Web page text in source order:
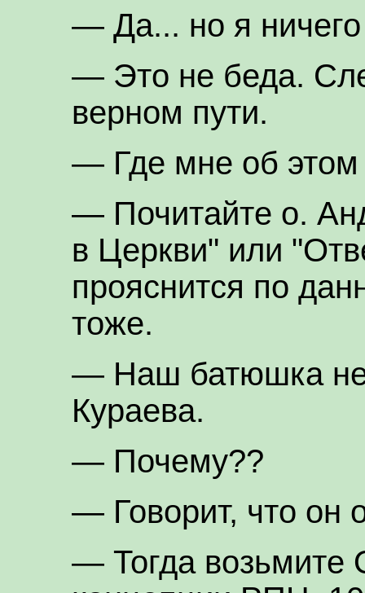
— Да... но я
— Это не беда.
верном пути.
— Где мне об этом
— Почитайте о.
в Церкви" или
прояснится по
тоже.
— Наш батюшка не
Кураева.
— Почему??
— Говорит, что он
— Тогда возьмите